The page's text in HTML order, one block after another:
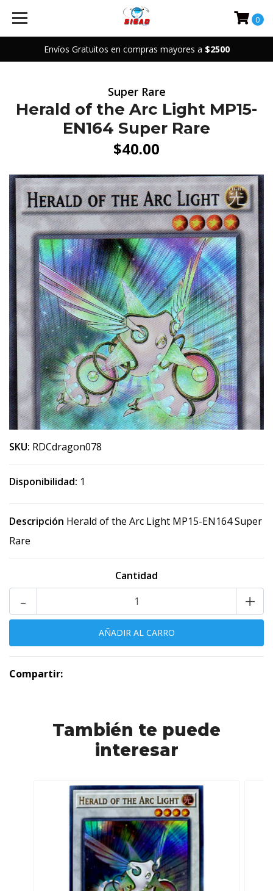
Envíos Gratuitos en compras mayores a $2500
0
Super Rare
Herald of the Arc Light MP15-
EN164 Super Rare
$40.00
SKU: RDCdragon078
Disponibilidad: 1
Descripción Herald of the Arc Light MP15-EN164 Super
Rare
Cantidad
+
-
Compartir:
También te puede
interesar